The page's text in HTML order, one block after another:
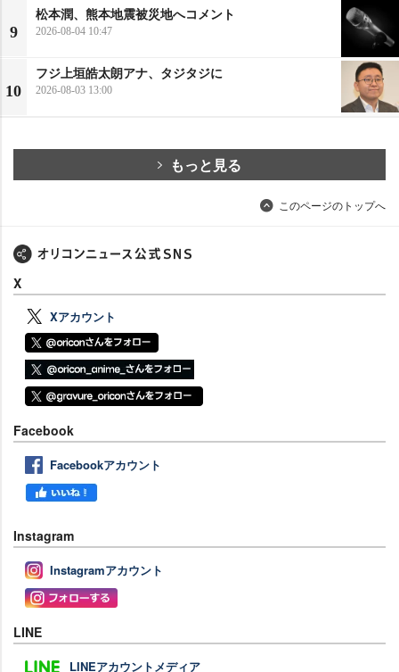
9
松本潤、熊本地震被災地へコメント
2026-08-04 10:47
10
フジ上垣皓太朗アナ、タジタジに
2026-08-03 13:00
もっと見る
このページのトップへ
X
Xアカウント
Facebook
Facebookアカウント
Instagram
Instagramアカウント
LINE
LINEアカウントメディア